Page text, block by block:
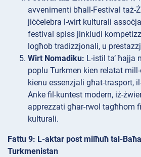
avvenimenti bħall-Festival taż-
jiċċelebra l-wirt kulturali
festival spiss jinkludi
logħob tradizzjonali, u
Wirt Nomadiku: L-istil ta’ ħajja
poplu Turkmen kien relatat
kienu essenzjali għat-trasport,
Anke fil-kuntest modern, iż-
apprezzati għar-rwol tagħhom
kulturali.
Fattu 9: L-aktar post milħuħ tal-
Turkmenistan